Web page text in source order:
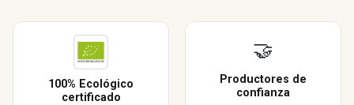
100% Ecológico
certificado
🤝
Productores de
confianza